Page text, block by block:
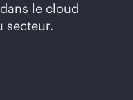
le cloud
secteur.